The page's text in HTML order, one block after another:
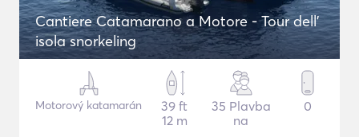
Cantiere Catamarano a Motore - Tour dell'
isola snorkeling
Motorový katamarán
39 ft
12 m
35 Plavba
na
0